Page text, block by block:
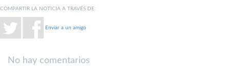
COMPARTIR LA NOTICIA A TRAVÉS DE:
Enviar a un amigo
No hay comentarios